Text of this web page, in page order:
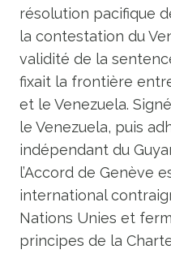
résolution pacifique
la contestation du
validité de la
fixait la frontière
et le Venezuela.
le Venezuela, puis
indépendant du
l’Accord de Genève
international
Nations Unies et
principes de la